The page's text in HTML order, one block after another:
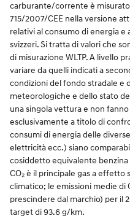
carburante/corrente è
715/2007/CEE nella versione
relativi al consumo di energia e
svizzeri. Si tratta di valori che
di misurazione WLTP. A livello
variare da quelli indicati a
condizioni del fondo stradale e
meteorologiche e dello stato
una singola vettura e non
esclusivamente a titolo di
consumi di energia delle
elettricità ecc.) siano
cosiddetto equivalente benzina
CO₂ è il principale gas a
climatico; le emissioni medie di
prescindere dal marchio) per il
target di 93.6 g/km.